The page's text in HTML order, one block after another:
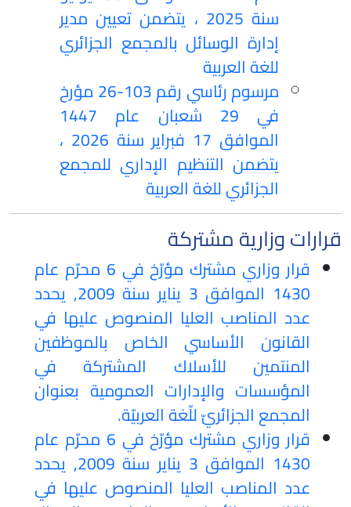
سنة 2025 ، يتضمن تعيين مدير
إدارة الوسائل بالمجمع الجزائري
للغة العربية
مرسوم رئاسي رقم 103-26 مؤرخ
في 29 شعبان عام 1447
الموافق 17 فبراير سنة 2026 ،
يتضمن التنظيم الإداري للمجمع
الجزائري للغة العربية
قرارات وزارية مشتركة
قرار وزاري مشترك مؤرّخ في 6 محرّم عام
1430 الموافق 3 يناير سنة 2009, يحدد
عدد المناصب العليا المنصوص عليها في
القانون الأساسي الخاص بالموظفين
المنتمين للأسلاك المشتركة في
المؤسسات والإدارات العمومية بعنوان
المجمع الجزائريّ للّغة العربيّة.
قرار وزاري مشترك مؤرّخ في 6 محرّم عام
1430 الموافق 3 يناير سنة 2009, يحدد
عدد المناصب العليا المنصوص عليها في